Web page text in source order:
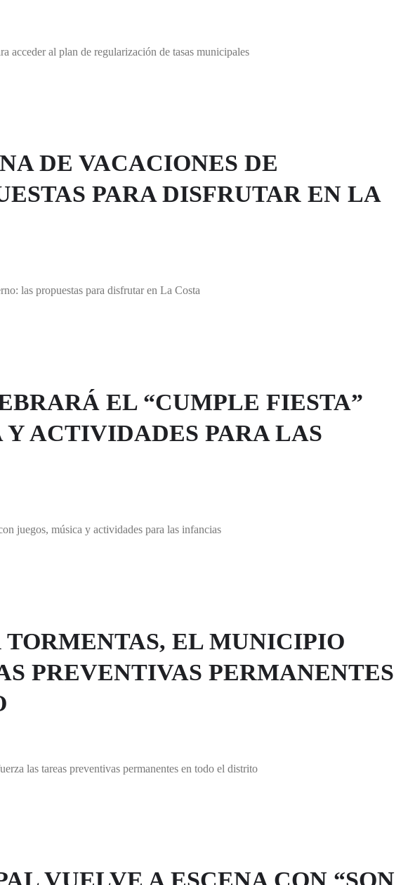
acceder al plan de regularización de tasas municipales
DE VACACIONES DE
PARA DISFRUTAR EN LA
las propuestas para disfrutar en La Costa
EL “CUMPLE FIESTA”
Y ACTIVIDADES PARA LAS
juegos, música y actividades para las infancias
EL MUNICIPIO
PREVENTIVAS PERMANENTES
las tareas preventivas permanentes en todo el distrito